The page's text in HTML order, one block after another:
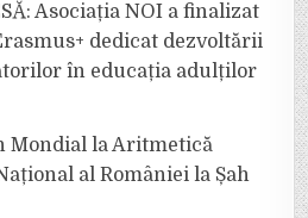
Asociația NOI a finalizat
dedicat dezvoltării
în educația adulților
Mondial la Aritmetică
al României la Șah